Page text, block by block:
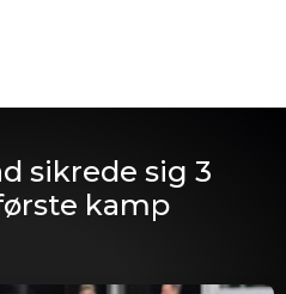
sikrede sig 3
kamp